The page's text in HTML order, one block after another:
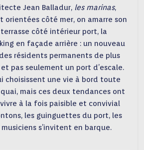
Jean Balladur, les marinas,
orientées côté mer, on amarre son
côté intérieur port, la
en façade arrière : un nouveau
résidents permanents de plus
pas seulement un port d’escale.
choisissent une vie à bord toute
quai, mais ces deux tendances ont
à la fois paisible et convivial
les guinguettes du port, les
s’invitent en barque.